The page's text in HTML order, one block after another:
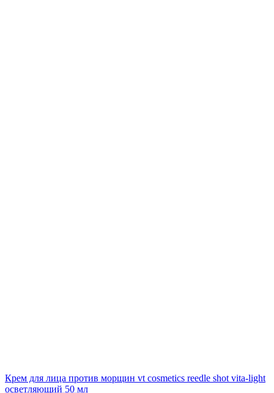
Крем для лица против морщин vt cosmetics reedle shot vita-light
осветляющий 50 мл